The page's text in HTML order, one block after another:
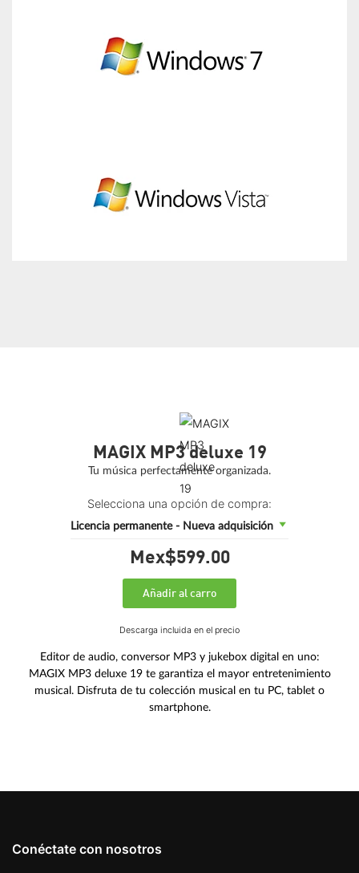
MAGIX MP3 deluxe 19
Tu música perfectamente organizada.
Selecciona una opción de compra:
Licencia permanente - Nueva adquisición
Mex$599.00
Añadir al carro
Descarga incluida en el precio
Editor de audio, conversor MP3 y jukebox digital en uno:
MAGIX MP3 deluxe 19 te garantiza el mayor entretenimiento
musical. Disfruta de tu colección musical en tu PC, tablet o
smartphone.
Conéctate con nosotros